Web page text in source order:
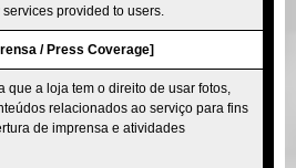
provided to users.
/ Press Coverage]
que a loja tem o direito de usar fotos,
relacionados ao serviço para fins
de imprensa e atividades